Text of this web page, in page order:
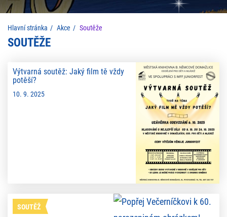
Hlavní stránka Akce Soutěže
SOUTĚŽE
Výtvarná soutěž: Jaký film tě vždy
potěší?
10. 9. 2025
SOUTĚŽ